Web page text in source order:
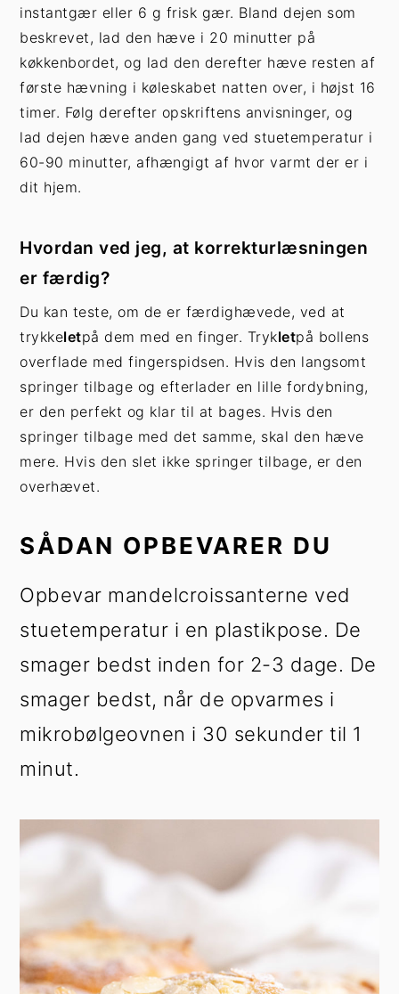
instantgær eller 6 g frisk gær. Bland dejen som
beskrevet, lad den hæve i 20 minutter på
køkkenbordet, og lad den derefter hæve resten af
første hævning i køleskabet natten over, i højst 16
timer. Følg derefter opskriftens anvisninger, og
lad dejen hæve anden gang ved stuetemperatur i
60-90 minutter, afhængigt af hvor varmt der er i
dit hjem.
Hvordan ved jeg, at korrekturlæsningen
er færdig?
Du kan teste, om de er færdighævede, ved at
trykkeletpå dem med en finger. Trykletpå bollens
overflade med fingerspidsen. Hvis den langsomt
springer tilbage og efterlader en lille fordybning,
er den perfekt og klar til at bages. Hvis den
springer tilbage med det samme, skal den hæve
mere. Hvis den slet ikke springer tilbage, er den
overhævet.
SÅDAN OPBEVARER DU
Opbevar mandelcroissanterne ved
stuetemperatur i en plastikpose. De
smager bedst inden for 2-3 dage. De
smager bedst, når de opvarmes i
mikrobølgeovnen i 30 sekunder til 1
minut.